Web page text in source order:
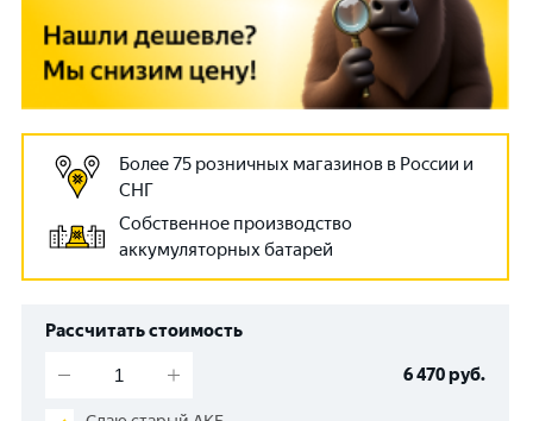
Более 75 розничных магазинов в России и
СНГ
Собственное производство
аккумуляторных батарей
Рассчитать стоимость
6 470руб.